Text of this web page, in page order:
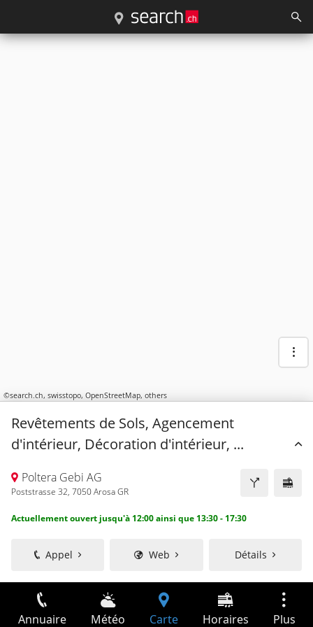
©search.ch, swisstopo, OpenStreetMap, others
Revêtements de Sols, Agencement
d'intérieur, Décoration d'intérieur, ...
Poltera Gebi AG
Poststrasse 32, 7050 Arosa GR
Actuellement ouvert jusqu'à 12:00 ainsi que 13:30 - 17:30
Appel Web Détails
Annuaire Météo Carte Horaires Plus